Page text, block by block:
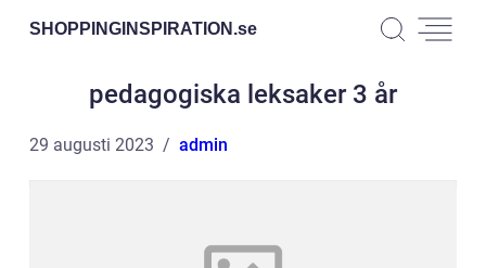
SHOPPINGINSPIRATION.se
pedagogiska leksaker 3 år
29 augusti 2023 admin